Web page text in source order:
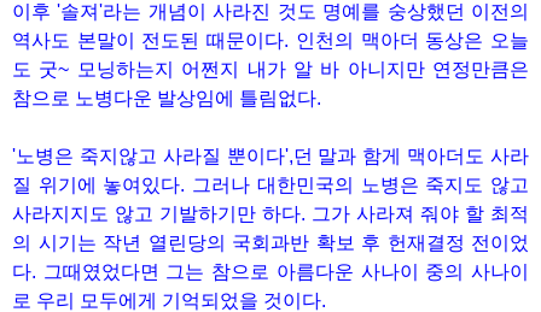
이후 '솔져'라는 개념이 사라진 것도 명예를 숭상했던 이전의
역사도 본말이 전도된 때문이다. 인천의 맥아더 동상은 오늘
도 굿~ 모닝하는지 어쩐지 내가 알 바 아니지만 연정만큼은
참으로 노병다운 발상임에 틀림없다.
'노병은 죽지않고 사라질 뿐이다',던 말과 함게 맥아더도 사라
질 위기에 놓여있다. 그러나 대한민국의 노병은 죽지도 않고
사라지지도 않고 기발하기만 하다. 그가 사라져 줘야 할 최적
의 시기는 작년 열린당의 국회과반 확보 후 헌재결정 전이었
다. 그때였었다면 그는 참으로 아름다운 사나이 중의 사나이
로 우리 모두에게 기억되었을 것이다.